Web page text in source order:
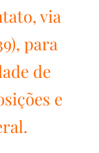
via
para
de
e